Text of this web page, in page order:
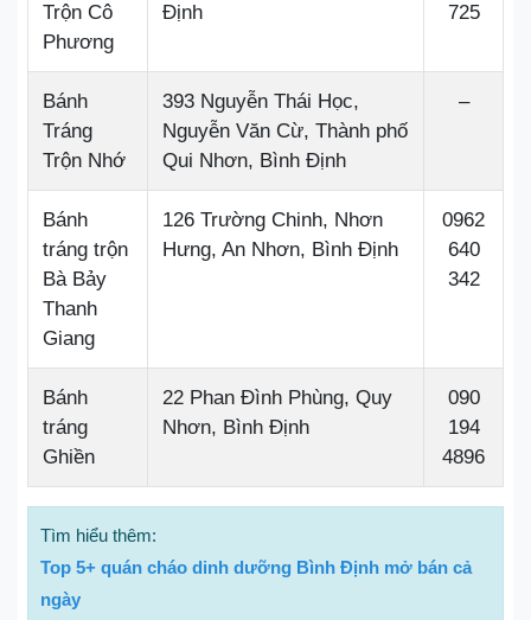
Trộn Cô
Phương
Định
725
Bánh
Tráng
Trộn Nhớ
393 Nguyễn Thái Học,
Nguyễn Văn Cừ, Thành phố
Qui Nhơn, Bình Định
–
Bánh
tráng trộn
Bà Bảy
Thanh
Giang
126 Trường Chinh, Nhơn
Hưng, An Nhơn, Bình Định
0962
640
342
Bánh
tráng
Ghiền
22 Phan Đình Phùng, Quy
Nhơn, Bình Định
090
194
4896
Tìm hiểu thêm:
Top 5+ quán cháo dinh dưỡng Bình Định mở bán cả
ngày